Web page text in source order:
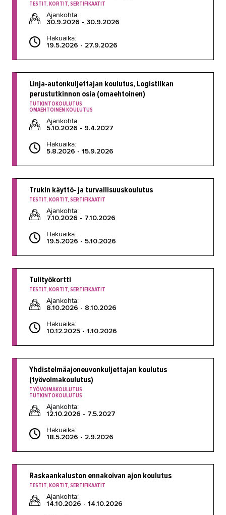
TESTIT, KORTIT, SERTIFIKAATIT
Ajankohta:
30.9.2026 - 30.9.2026
Hakuaika:
19.5.2026 - 27.9.2026
Linja-autonkuljettajan koulutus, Logistiikan
perustutkinnon osia (omaehtoinen)
TUTKINTOKOULUTUS
OMAEHTOINEN KOULUTUS
Ajankohta:
5.10.2026 - 9.4.2027
Hakuaika:
5.8.2026 - 15.9.2026
Trukin käyttö- ja turvallisuuskoulutus
TESTIT, KORTIT, SERTIFIKAATIT
Ajankohta:
7.10.2026 - 7.10.2026
Hakuaika:
19.5.2026 - 5.10.2026
Tulityökortti
TESTIT, KORTIT, SERTIFIKAATIT
Ajankohta:
8.10.2026 - 8.10.2026
Hakuaika:
10.12.2025 - 1.10.2026
Yhdistelmäajoneuvonkuljettajan koulutus
(työvoimakoulutus)
TYÖVOIMAKOULUTUS
TUTKINTOKOULUTUS
Ajankohta:
12.10.2026 - 7.5.2027
Hakuaika:
18.5.2026 - 2.9.2026
Raskaankaluston ennakoivan ajon koulutus
TESTIT, KORTIT, SERTIFIKAATIT
Ajankohta:
14.10.2026 - 14.10.2026